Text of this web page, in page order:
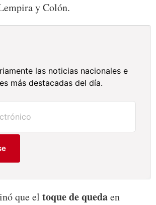
y Colón.
las noticias nacionales e
más destacadas del día.
que el toque de quedaen